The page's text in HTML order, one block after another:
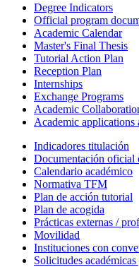
Degree Indicators
Official program
Academic Calendar
Master's Final Thesis
Tutorial Action Plan
Reception Plan
Internships
Exchange Programs
Academic
Academic applications
Indicadores titulación
Documentación oficial
Calendario académico
Normativa TFM
Plan de acción tutorial
Plan de acogida
Prácticas externas /
Movilidad
Instituciones con
Solicitudes